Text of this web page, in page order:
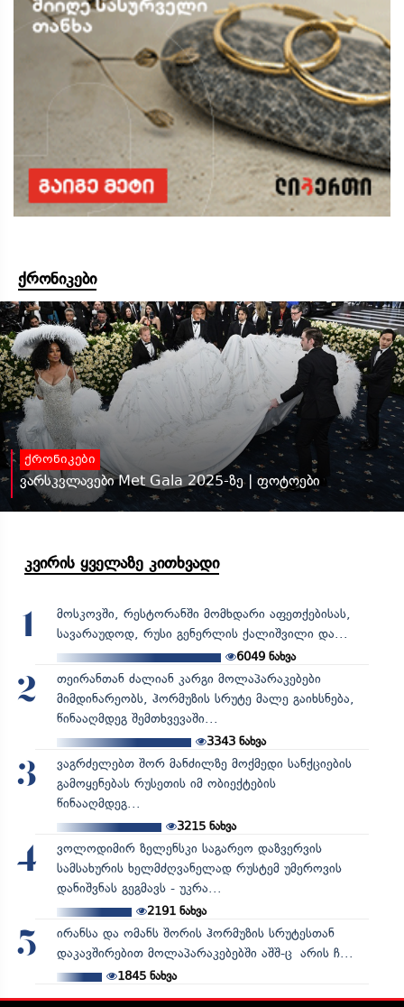
ქრონიკები
ქრონიკები
ვარსკვლავები Met Gala 2025-ზე | ფოტოები
კვირის ყველაზე კითხვადი
1
მოსკოვში, რესტორანში მომხდარი აფეთქებისას,
სავარაუდოდ, რუსი გენერლის ქალიშვილი და...
6049 ნახვა
2
თეირანთან ძალიან კარგი მოლაპარაკებები
მიმდინარეობს, ჰორმუზის სრუტე მალე გაიხსნება,
წინააღმდეგ შემთხვევაში...
3343ნახვა
3
ვაგრძელებთ შორ მანძილზე მოქმედი სანქციების
გამოყენებას რუსეთის იმ ობიექტების
წინააღმდეგ...
3215ნახვა
4
ვოლოდიმირ ზელენსკი საგარეო დაზვერვის
სამსახურის ხელმძღვანელად რუსტემ უმეროვის
დანიშვნას გეგმავს - უკრა...
2191ნახვა
5
ირანსა და ომანს შორის ჰორმუზის სრუტესთან
დაკავშირებით მოლაპარაკებებში აშშ-ც არის ჩ...
1845ნახვა